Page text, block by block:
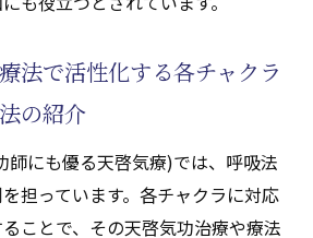
法で活性化する各チャクラ
の紹介
師にも優る天啓気療)では、呼吸法
担っています。各チャクラに対応
ことで、その天啓気功治療や療法